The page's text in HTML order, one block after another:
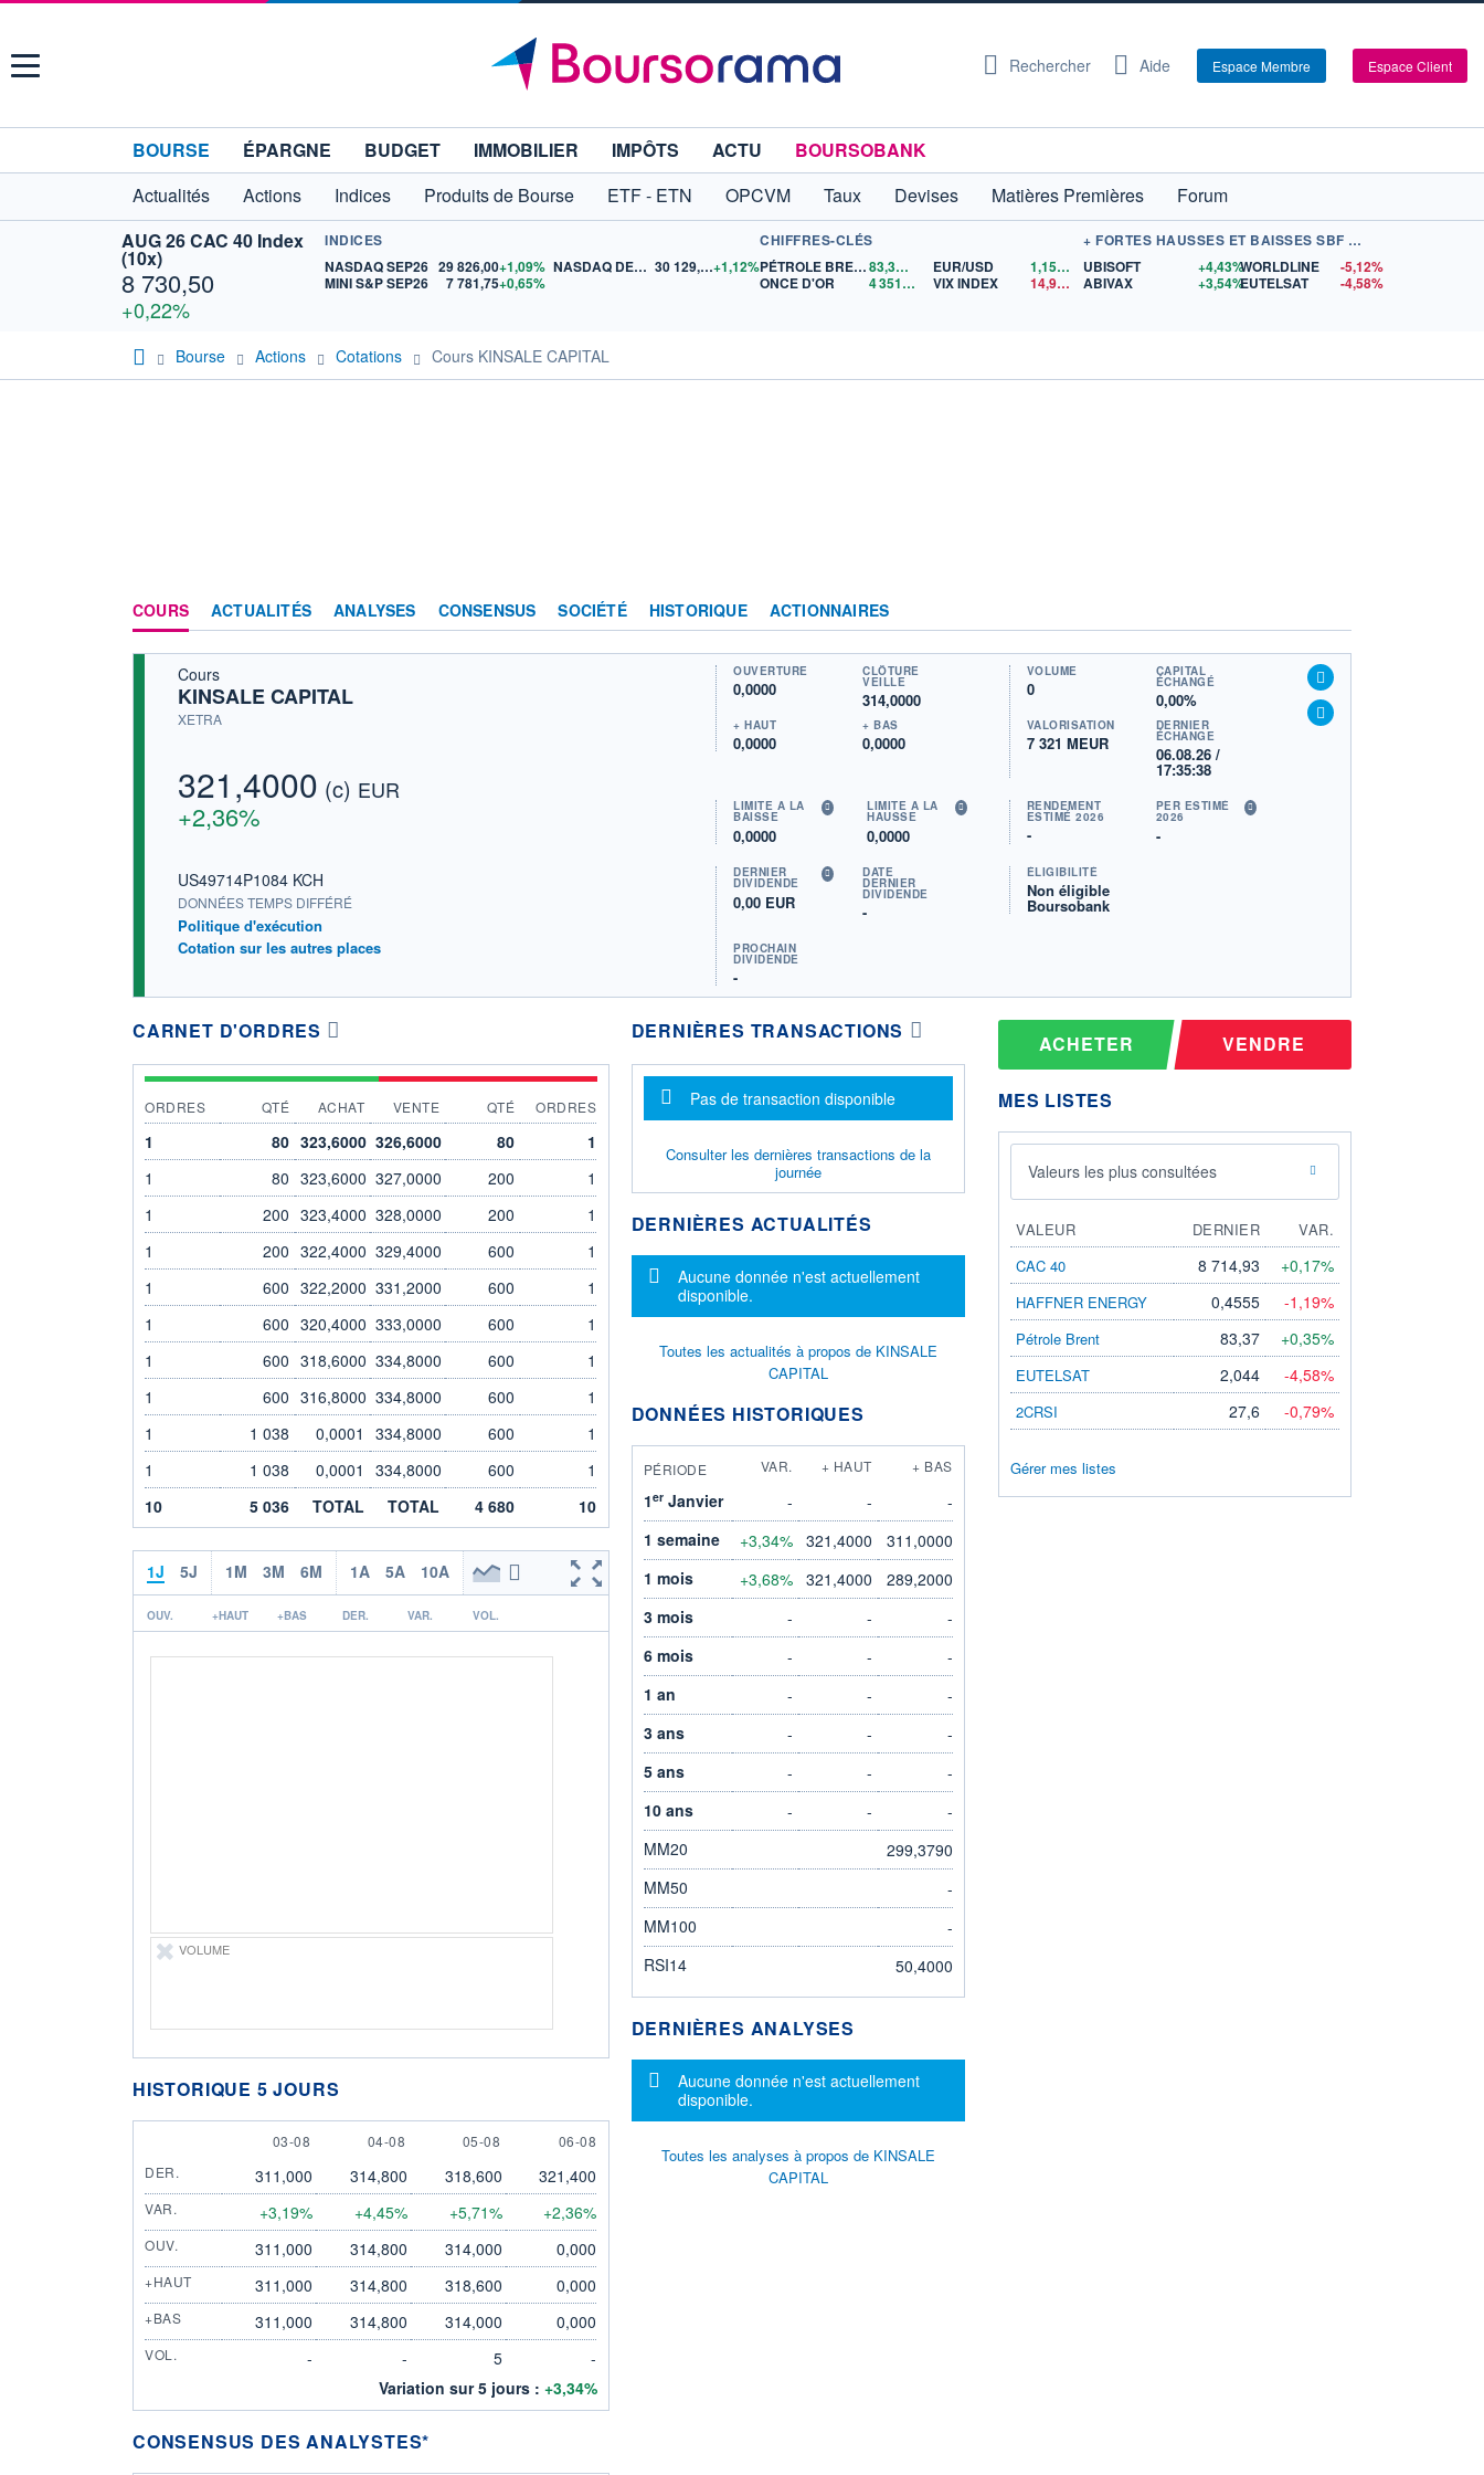
Menu Rechercher Aide Espace Membre Espace Client
BOURSE ÉPARGNE BUDGET IMMOBILIER IMPÔTS ACTU
BOURSOBANK
Actualités
Actions Indices Produits de Bourse ETF - ETN OPCVM Taux Devises Matières Premières
Forum
AUG 26 CAC 40 Index
(10x)
8 730,50
+0,22%
INDICES
NASDAQ SEP26 29 826,00+1,09%
MINI S&P SEP26
7 781,75+0,65%
NASDAQ DEC26 30 129,75+1,12%
CHIFFRES-CLÉS
PÉTROLE BRENT
83,37$US
ONCE D'OR
4 351,37 $US
EUR/USD 1,1562
$US
VIX INDEX
14,95$US
+ FORTES HAUSSES ET BAISSES SBF 120
UBISOFT
+4,43%
ABIVAX
+3,54%
WORLDLINE
-5,12%
EUTELSAT
-4,58%
Bourse Actions Cotations Cours KINSALE CAPITAL
COURS ACTUALITÉS ANALYSES CONSENSUS SOCIÉTÉ HISTORIQUE ACTIONNAIRES
Cours
KINSALE CAPITAL
XETRA
321,4000 (c) EUR
+2,36%
US49714P1084 KCH
DONNÉES TEMPS DIFFÉRÉ
Politique d'exécution
Cotation sur les autres places
OUVERTURE
0,0000
CLÔTURE
VEILLE
314,0000
+ HAUT
0,0000
+ BAS
0,0000
VOLUME
0
CAPITAL
ÉCHANGÉ
0,00%
VALORISATION
7 321 MEUR
DERNIER
ÉCHANGE
06.08.26 /
17:35:38
LIMITE À LA
BAISSE
0,0000
LIMITE À LA
HAUSSE
0,0000
RENDEMENT
ESTIMÉ 2026
-
PER ESTIMÉ
2026
-
DERNIER
DIVIDENDE
0,00 EUR
DATE
DERNIER
DIVIDENDE
-
PROCHAIN
DIVIDENDE
-
ÉLIGIBILITÉ
Non éligible
Boursobank
CARNET D'ORDRES
ORDRES QTÉ ACHAT VENTE QTÉ ORDRES
1 80 323,6000 326,6000 80
1
1
80 323,6000 327,0000 200
1
1
200 323,4000 328,0000 200
1
1
200 322,4000 329,4000 600
1
1
600 322,2000 331,2000 600
1
1
600 320,4000 333,0000 600
1
1
600 318,6000 334,8000 600
1
1
600 316,8000 334,8000 600
1
1
1 038 0,0001 334,8000 600
1
1
1 038 0,0001 334,8000 600
1
10
5 036 TOTAL TOTAL 4 680 10
1J 5J 1M 3M 6M 1A 5A 10A
OUV. +HAUT +BAS DER. VAR. VOL.
VOLUME
HISTORIQUE 5 JOURS
3 AUGUST
03-08 4 AUGUST
04-08 5 AUGUST
05-08 6 AUGUST
06-08
DER.
311,000 314,800 318,600 321,400
VAR. +3,19% +4,45% +5,71% +2,36%
OUV. 311,000 314,800 314,000 0,000
+HAUT 311,000 314,800 318,600 0,000
+BAS 311,000 314,800 314,000 0,000
VOL. - - 5
-
Variation sur 5 jours : +3,34%
CONSENSUS DES ANALYSTES*
DERNIÈRES TRANSACTIONS
Message d'information
Pas de transaction disponible
Consulter les dernières transactions de la
journée
DERNIÈRES ACTUALITÉS
Message d'information
Aucune donnée n'est actuellement
disponible.
Toutes les actualités à propos de KINSALE
CAPITAL
DONNÉES HISTORIQUES
PÉRIODE VAR. + HAUT + BAS
1erJanvier - -
-
1 semaine
+3,34% 321,4000
311,0000
1 mois
+3,68% 321,4000
289,2000
3 mois
- -
-
6 mois
- -
-
1 an
- -
-
3 ans
- -
-
5 ans
- -
-
10 ans
- -
-
MM20
299,3790
MM50
-
MM100
-
RSI14
50,4000
DERNIÈRES ANALYSES
Message d'information
Aucune donnée n'est actuellement
disponible.
Toutes les analyses à propos de KINSALE
CAPITAL
ACHETER VENDRE
MES LISTES
Valeurs les plus consultées
VALEUR DERNIER
VAR.
CAC 40
8 714,93 +0,17%
HAFFNER ENERGY 0,4555 -1,19%
Pétrole Brent 83,37 +0,35%
EUTELSAT 2,044 -4,58%
2CRSI 27,6 -0,79%
Gérer mes listes